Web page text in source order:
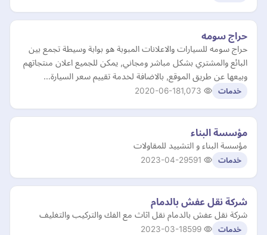
حراج سومه
حراج سومه للسيارات والاعلانات المبوبة هو بوابة وسيطة تجمع بين
البائع والمشتري بشكل مباشر ومجاني, يمكن للجميع اعلان منتجاتهم
وبيعها عن طريق الموقع, بالاضافة لخدمة تقييم سعر السيارة…
خدمات 2020-06-18
مؤسسة البناء
مؤسسة البناء و التشييد للمقاولات
خدمات 2023-04-29
شركة نقل عفش بالدمام
شركة نقل عفش بالدمام نقل اثاث مع الفك والتركيب والتغليف
خدمات 2023-03-18